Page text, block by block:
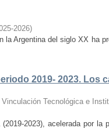
2026)
Argentina del siglo XX ha
2019- 2023. Los
Tecnológica e
2023), acelerada por la